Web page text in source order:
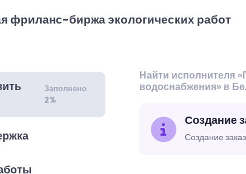
фриланс-биржа экологических работ
Заполнено
2%
Найти исполнителя
водоснабжения» в
Создание
Создание